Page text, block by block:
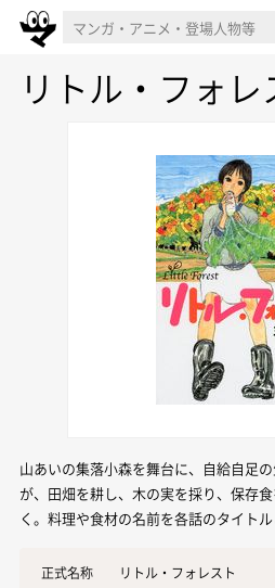
リトル・フォレ
山あいの集落小森を舞台に、自給自足
が、田畑を耕し、木の実を採り、保存
く。料理や食材の名前を各話のタイトル
正式名称
リトル・フォレスト